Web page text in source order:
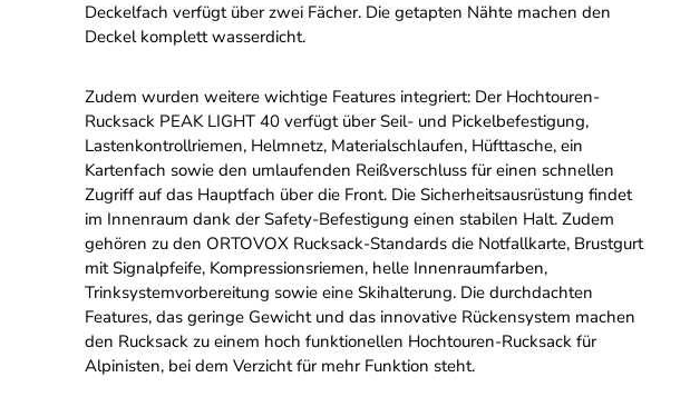
Deckelfach verfügt über zwei Fächer. Die getapten Nähte machen den
Deckel komplett wasserdicht.
Zudem wurden weitere wichtige Features integriert: Der Hochtouren-
Rucksack PEAK LIGHT 40 verfügt über Seil- und Pickelbefestigung,
Lastenkontrollriemen, Helmnetz, Materialschlaufen, Hüfttasche, ein
Kartenfach sowie den umlaufenden Reißverschluss für einen schnellen
Zugriff auf das Hauptfach über die Front. Die Sicherheitsausrüstung findet
im Innenraum dank der Safety-Befestigung einen stabilen Halt. Zudem
gehören zu den ORTOVOX Rucksack-Standards die Notfallkarte, Brustgurt
mit Signalpfeife, Kompressionsriemen, helle Innenraumfarben,
Trinksystemvorbereitung sowie eine Skihalterung. Die durchdachten
Features, das geringe Gewicht und das innovative Rückensystem machen
den Rucksack zu einem hoch funktionellen Hochtouren-Rucksack für
Alpinisten, bei dem Verzicht für mehr Funktion steht.